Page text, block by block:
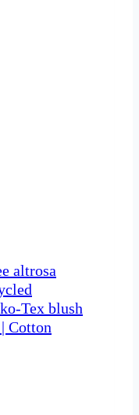
altrosa
Tex blush
Cotton